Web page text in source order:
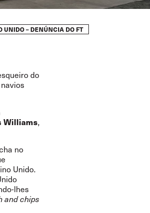
UNIDO – DENÚNCIA DO FT
do
Williams,
no
Unido.
lhes
and chips